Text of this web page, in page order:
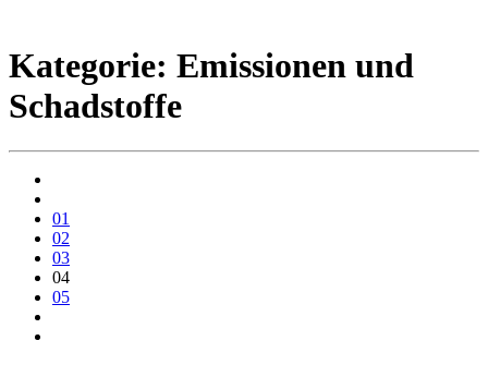
Kategorie: Emissionen und
Schadstoffe
01
02
03
04
05